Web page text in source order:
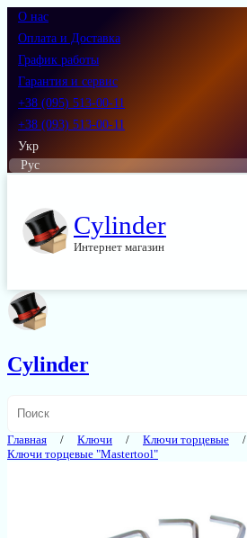
О нас
Оплата и Доставка
График работы
Гарантия и сервис
+38 (095) 513-00-11
+38 (093) 513-00-11
Укр
Рус
Cylinder
Интернет магазин
Cylinder
Главная Ключи
Ключи торцевые
Ключи торцевые "Mastertool"